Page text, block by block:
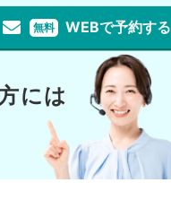
無料 WEBで予約する
には